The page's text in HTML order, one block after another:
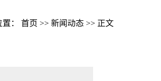
： 首页 >> 新闻动态 >> 正文